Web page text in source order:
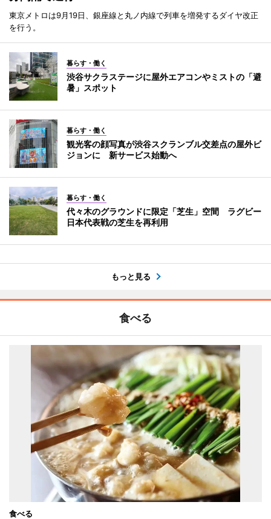
東京メトロは9月19日、銀座線と丸ノ内線で列車を増発するダイヤ改正
を行う。
暮らす・働く
渋谷サクラステージに屋外エアコンやミストの「避
暑」スポット
暮らす・働く
観光客の顔写真が渋谷スクランブル交差点の屋外ビ
ジョンに 新サービス始動へ
暮らす・働く
代々木のグラウンドに限定「芝生」空間 ラグビー
日本代表戦の芝生を再利用
もっと見る
食べる
食べる